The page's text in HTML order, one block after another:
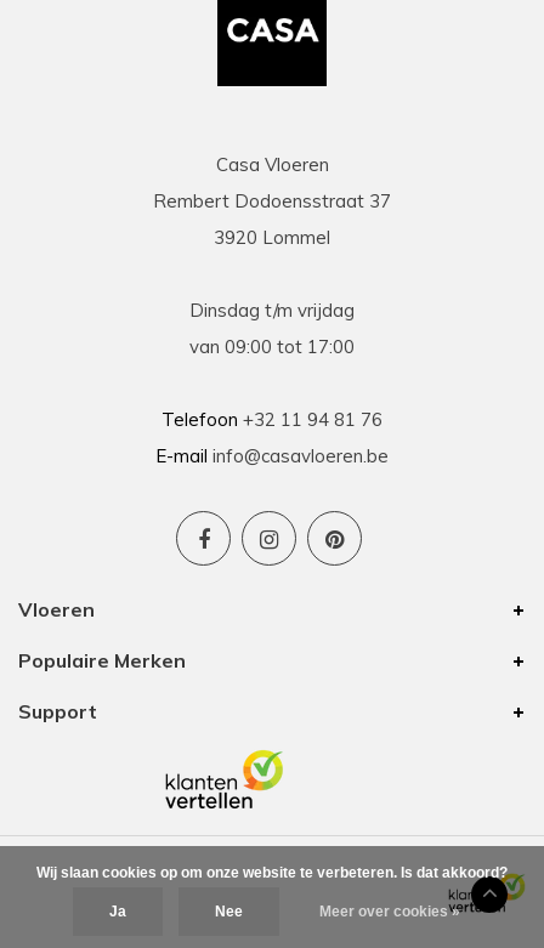
Casa Vloeren
Rembert Dodoensstraat 37
3920 Lommel
Dinsdag t/m vrijdag
van 09:00 tot 17:00
Telefoon +32 11 94 81 76
E-mail info@casavloeren.be
Vloeren
Populaire Merken
Support
Wij slaan cookies op om onze website te verbeteren. Is dat akkoord?
Ja Nee Meer over cookies »